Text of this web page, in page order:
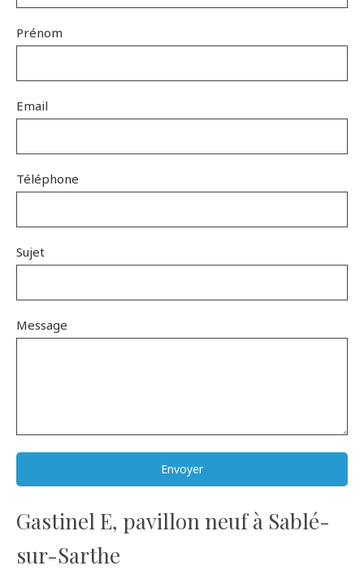
Prénom
Email
Téléphone
Sujet
Message
Envoyer
Gastinel E, pavillon neuf à Sablé-
sur-Sarthe